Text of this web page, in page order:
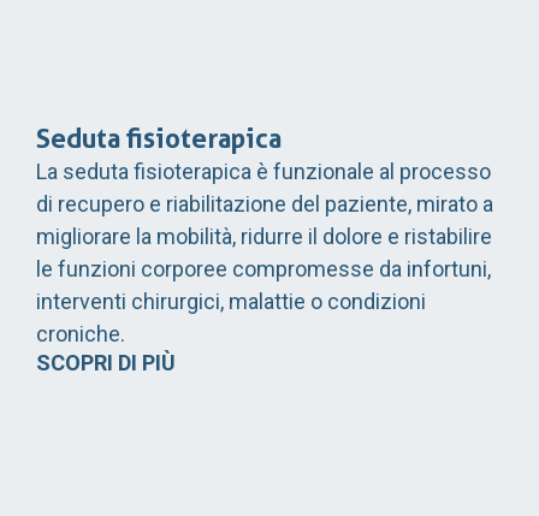
Seduta fisioterapica
La seduta fisioterapica è funzionale al processo
di recupero e riabilitazione del paziente, mirato a
migliorare la mobilità, ridurre il dolore e ristabilire
le funzioni corporee compromesse da infortuni,
interventi chirurgici, malattie o condizioni
croniche.
SCOPRI DI PIÙ